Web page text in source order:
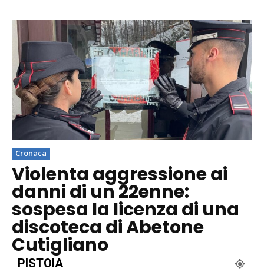
Cronaca
Violenta aggressione ai
danni di un 22enne:
sospesa la licenza di una
discoteca di Abetone
Cutigliano
PISTOIA